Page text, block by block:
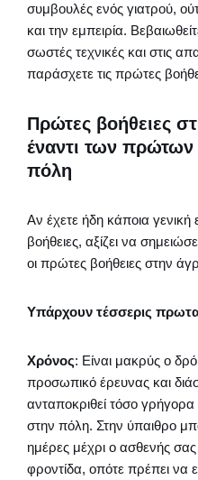
συμβουλές ενός γιατρού,
και την εμπειρία.
σωστές τεχνικές και στις
παράσχετε τις πρώτες
Πρώτες βοήθειες
έναντι των
πόλη
Αν έχετε ήδη κάποια γενική
βοήθειες, αξίζει να
οι πρώτες βοήθειες στην
Υπάρχουν τέσσερις
Χρόνος: Είναι μακρύς ο
προσωπικό έρευνας και
ανταποκριθεί τόσο
στην πόλη. Στην ύπαιθρο
ημέρες μέχρι ο ασθενής
φροντίδα, οπότε πρέπει να